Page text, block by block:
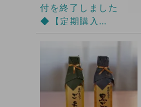
付を終了しました
◆【定期購入
10％OFF・送料無
チュラル・フォーム
詰め替え用1パック
コース